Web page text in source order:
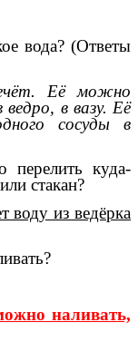
вода? (Ответы
Её можно
в вазу. Её
сосуды в
куда-
стакан?
воду из ведёрка
наливать,